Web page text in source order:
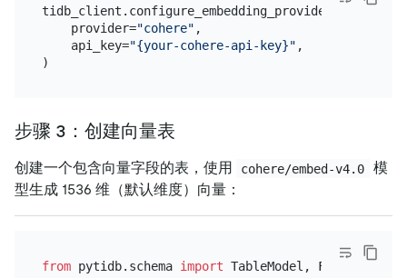
tidb_client.configure_embedding_provider(
    provider=
"cohere" ,
    api_key=
"{your-cohere-api-key}" ,
步骤 3：创建向量表
创建一个包含向量字段的表，使用 cohere/embed-v4.0
模
型生成 1536 维（默认维度）向量：
from pytidb.schema import